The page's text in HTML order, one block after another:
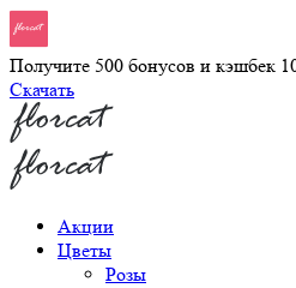
Получите 500 бонусов и кэшбек
Скачать
Акции
Цветы
Розы